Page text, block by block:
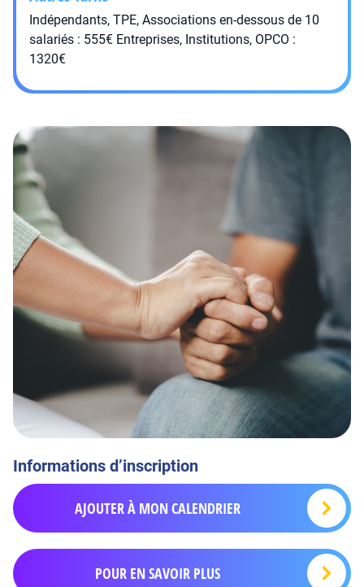
Indépendants, TPE, Associations en-dessous de 10
salariés : 555€ Entreprises, Institutions, OPCO :
1320€
Informations d’inscription
AJOUTER À MON CALENDRIER
POUR EN SAVOIR PLUS